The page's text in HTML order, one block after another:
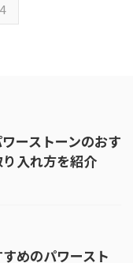
4
ーストーンのおす
入れ方を紹介
めのパワースト